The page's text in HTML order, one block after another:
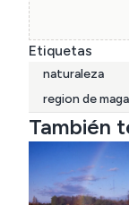
Etiquetas
naturaleza
region de
También